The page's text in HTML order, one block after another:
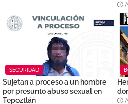
SEGURIDAD
Sujetan a proceso a un hombre
por presunto abuso sexual en
Tepoztlán